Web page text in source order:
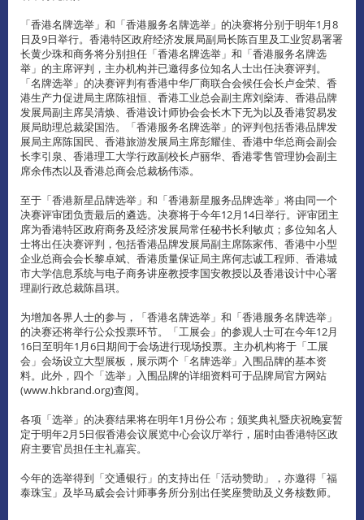
「香港名牌选举」和「香港服务名牌选举」的决赛将分别于明年1月8
日及9日举行。香港特区政府经济发展局副局长陈百里及工业贸易署署
长黄少珠和商务将分别担任「香港名牌选举」和「香港服务名牌选
举」的主席评判，主办机构并已邀得多位知名人士出任决赛评判。
「名牌选举」的决赛评判有香港中华厂商联合会候任会长卢金荣、香
港生产力促进局主席陈祖恒、香港工业总会副主席刘燊涛、香港品牌
发展局副主席吴清焕、香港设计师协会会长木下无为以及香港贸易发
展局助理总裁梁国浩。「香港服务名牌选举」的评判包括香港品牌发
展局主席陈国民、香港旅游发展局主席彭耀佳、香港中华总商会副会
长李引泉、香港理工大学行政副校长卢丽华、香港零售管理协会副主
席余伟杰以及香港总商会总裁杨伟添。
至于「香港新星品牌选举」和「香港新星服务品牌选举」将由同一个
决赛评审团负责最后的遴选。决赛将于今年12月14日举行。评审团主
席为香港特区政府商务及经济发展局常任秘书长利敏贞；多位知名人
士将出任决赛评判，包括香港品牌发展局副主席陈家伟、香港中小型
企业总商会会长黎卓斌、香港质量保证局主席何志诚工程师、香港城
市大学信息系统与电子商务讲座教授李国安教授以及香港设计中心署
理副行政总裁陈昌琪。
为增加各界人士的参与，「香港名牌选举」和「香港服务名牌选举」
的决赛还将举行公众投票环节。「工展会」的参观人士可在今年12月
16日至明年1月6日期间于会场进行现场投票。主办机构将于「工展
会」会场设立大型展板，展示两个「名牌选举」入围品牌的基本资
料。此外，四个「选举」入围品牌的详细资料可于品牌局官方网站
(www.hkbrand.org)查阅。
各项「选举」的决赛结果将在明年1月份公布；颁奖典礼暨庆祝晚宴暂
定于明年2月5日假香港会议展览中心会议厅举行，届时由香港特区政
府主要官员担任主礼嘉宾。
今年的选举得到「交通银行」的支持出任「活动赞助」，亦邀得「福
泰珠宝」及毕马威会会计师事务所分别出任奖座赞助及义务核数师。